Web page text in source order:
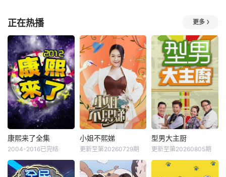
正在热播 更多
康熙来了全集
2004-2016已完结
小姐不熙娣
更新至第20260729期
型男大主厨
更新至第20260805期